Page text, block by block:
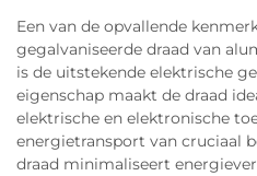
Een van de opvallende
gegalvaniseerde draad van
is de uitstekende elektrische
eigenschap maakt de draad
elektrische en elektronische
energietransport van cruciaal
draad minimaliseert